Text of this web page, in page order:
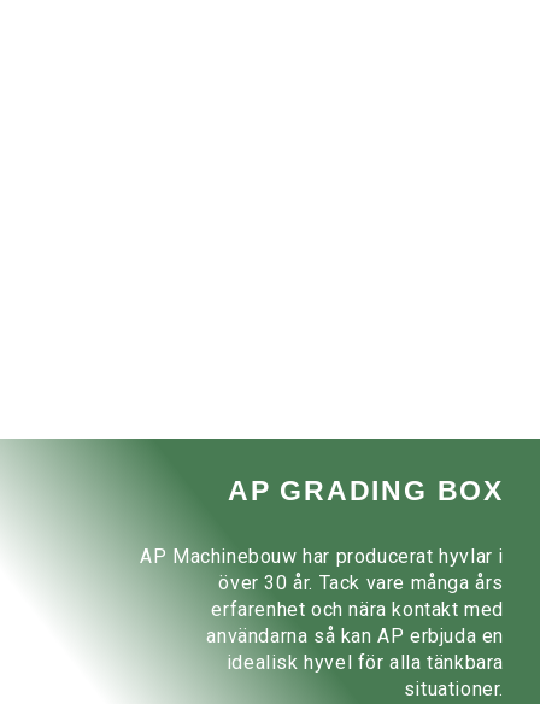
AP GRADING BOX
AP Machinebouw har producerat hyvlar i
över 30 år. Tack vare många års
erfarenhet och nära kontakt med
användarna så kan AP erbjuda en
idealisk hyvel för alla tänkbara
situationer.